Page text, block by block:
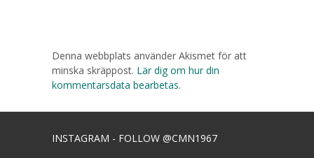
Denna webbplats använder Akismet för att
minska skräppost. Lär dig om hur din
kommentarsdata bearbetas.
INSTAGRAM - FOLLOW @CMN1967